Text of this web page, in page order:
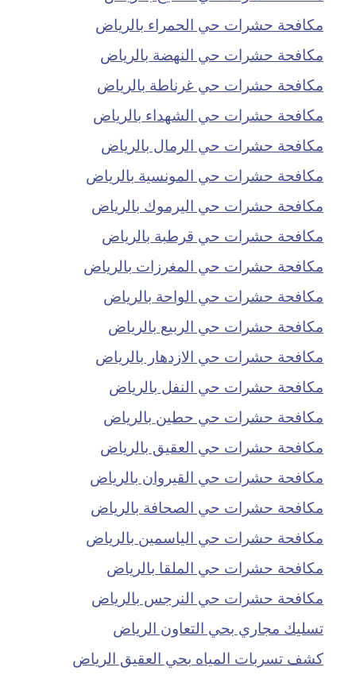
مكافحة حشرات حي الحمراء بالرياض
مكافحة حشرات حي النهضة بالرياض
مكافحة حشرات حي غرناطة بالرياض
مكافحة حشرات حي الشهداء بالرياض
مكافحة حشرات حي الرمال بالرياض
مكافحة حشرات حي المونسية بالرياض
مكافحة حشرات حي اليرموك بالرياض
مكافحة حشرات حي قرطبة بالرياض
مكافحة حشرات حي المغرزات بالرياض
مكافحة حشرات حي الواحة بالرياض
مكافحة حشرات حي الربيع بالرياض
مكافحة حشرات حي الازدهار بالرياض
مكافحة حشرات حي النفل بالرياض
مكافحة حشرات حي حطين بالرياض
مكافحة حشرات حي العقيق بالرياض
مكافحة حشرات حي القيروان بالرياض
مكافحة حشرات حي الصحافة بالرياض
مكافحة حشرات حي الياسمين بالرياض
مكافحة حشرات حي الملقا بالرياض
مكافحة حشرات حي النرجس بالرياض
تسليك مجاري بحي التعاون الرياض
كشف تسربات المياه بحي العقيق الرياض